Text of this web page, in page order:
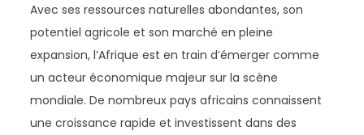
Avec ses ressources naturelles abondantes, son
potentiel agricole et son marché en pleine
expansion, l’Afrique est en train d’émerger comme
un acteur économique majeur sur la scène
mondiale. De nombreux pays africains connaissent
une croissance rapide et investissent dans des